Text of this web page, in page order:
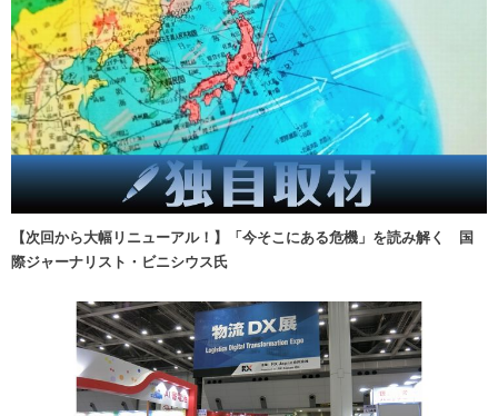
【次回から大幅リニューアル！】「今そこにある危機」を読み解く 国
際ジャーナリスト・ビニシウス氏